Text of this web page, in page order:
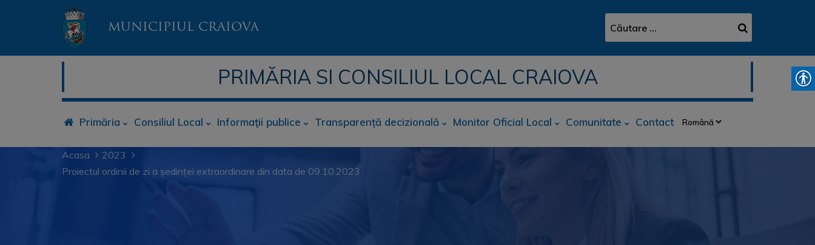
MUNICIPIUL CRAIOVA
PRIMĂRIA SI CONSILIUL LOCAL CRAIOVA
Primăria Consiliul Local Informaţii publice Transparență decizională Monitor Oficial Local Comunitate Contact
Acasa
2023
Proiectul ordinii de zi a ședinței extraordinare din data de 09.10.2023